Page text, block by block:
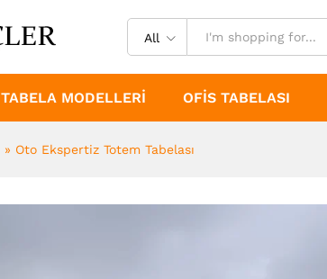
All
TABELA MODELLERI OFIS TABELASI
» Oto Ekspertiz Totem Tabelası